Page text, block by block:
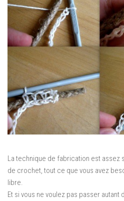
La technique de fabrication est assez
de crochet, tout ce que vous avez
libre.
Et si vous ne voulez pas passer